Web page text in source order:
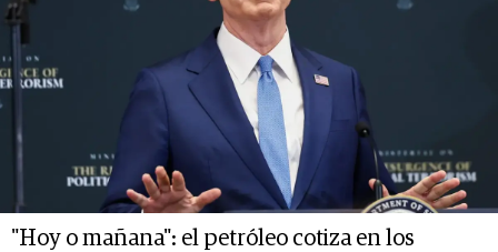
"Hoy o mañana": el petróleo cotiza en los